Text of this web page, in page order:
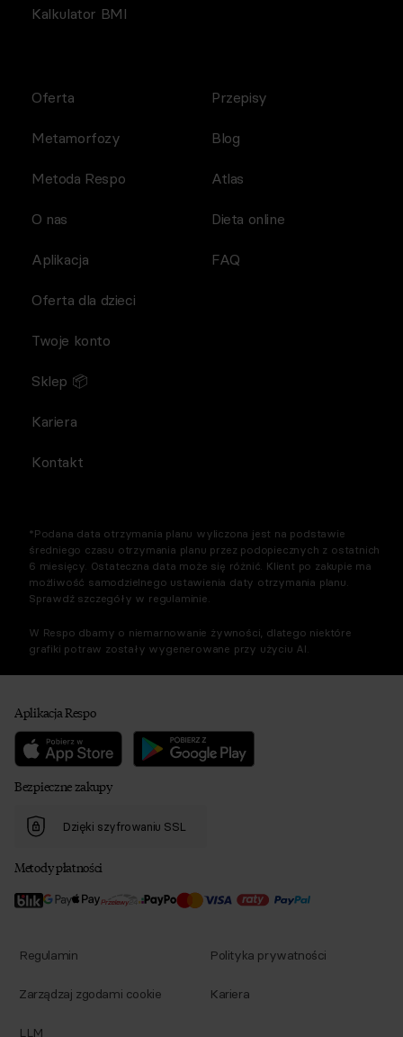
Kalkulator BMI
Oferta
Metamorfozy
Metoda Respo
O nas
Aplikacja
Przepisy
Blog
Atlas
Dieta online
FAQ
Oferta dla dzieci
Twoje konto
Sklep 📦
Kariera
Kontakt
*Podana data otrzymania planu wyliczona jest na podstawie
średniego czasu otrzymania planu przez podopiecznych z ostatnich
6 miesięcy. Ostateczna data może się różnić. Klient po zakupie ma
możliwość samodzielnego ustawienia daty otrzymania planu.
Sprawdź szczegóły w regulaminie.
W Respo dbamy o niemarnowanie żywności, dlatego niektóre
grafiki potraw zostały wygenerowane przy użyciu AI.
Aplikacja Respo
Bezpieczne zakupy
Dzięki szyfrowaniu SSL
Metody płatności
Regulamin Polityka prywatności
Zarządzaj zgodami cookie Kariera
LLM